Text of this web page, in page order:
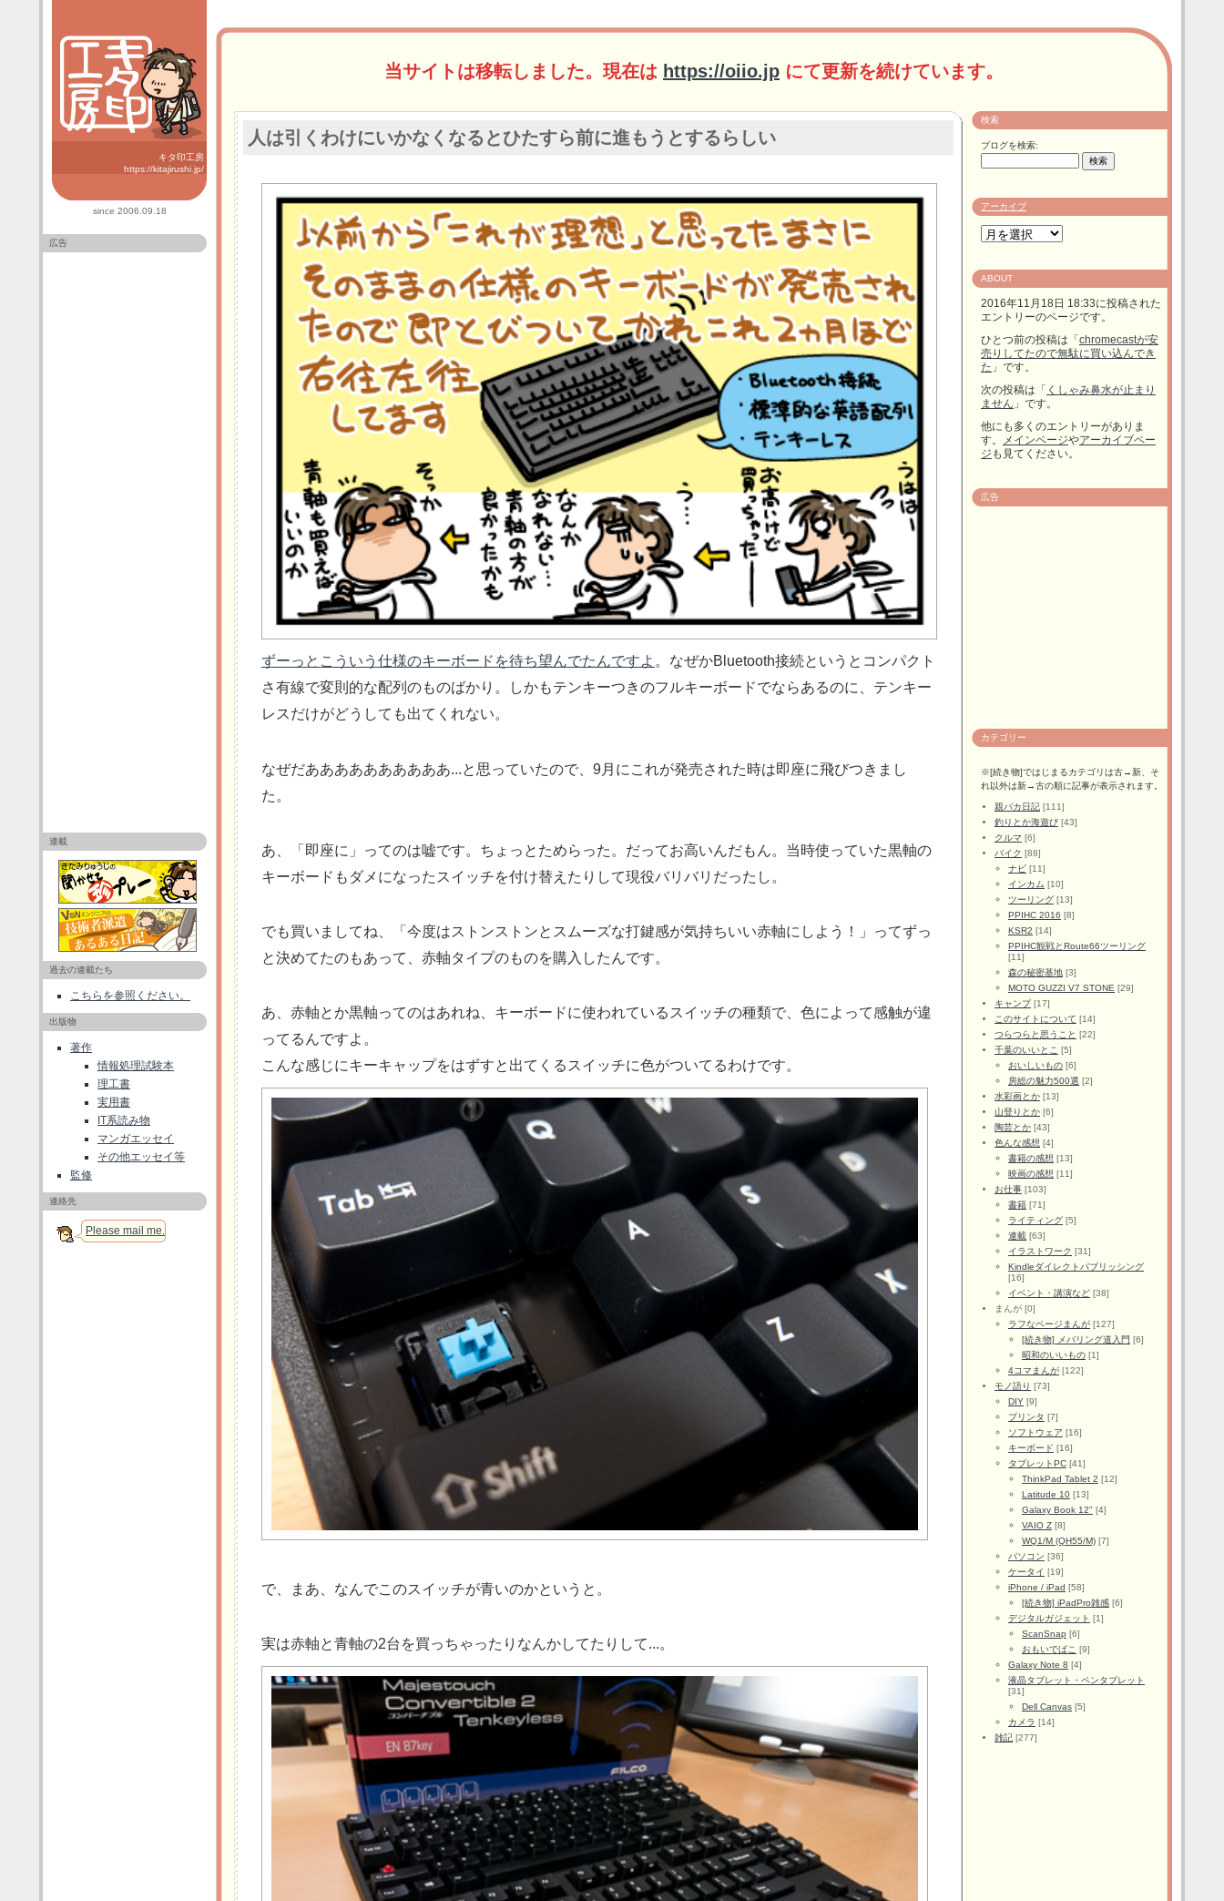
キタ印工房
https://kitajirushi.jp/
since 2006.09.18
広告
連載
過去の連載たち
こちらを参照ください。
出版物
著作
情報処理試験本
理工書
実用書
IT系読み物
マンガエッセイ
その他エッセイ等
監修
連絡先
Please mail me.
当サイトは移転しました。現在は https://oiio.jp にて更新を続けています。
人は引くわけにいかなくなるとひたすら前に進もうとするらしい
ずーっとこういう仕様のキーボードを待ち望んでたんですよ 。なぜかBluetooth接続というとコンパクト
さ有線で変則的な配列のものばかり。しかもテンキーつきのフルキーボードでならあるのに、テンキー
レスだけがどうしても出てくれない。
なぜだああああああああああ...と思っていたので、9月にこれが発売された時は即座に飛びつきまし
た。
あ、「即座に」ってのは嘘です。ちょっとためらった。だってお高いんだもん。当時使っていた黒軸の
キーボードもダメになったスイッチを付け替えたりして現役バリバリだったし。
でも買いましてね、「今度はストンストンとスムーズな打鍵感が気持ちいい赤軸にしよう！」ってずっ
と決めてたのもあって、赤軸タイプのものを購入したんです。
あ、赤軸とか黒軸ってのはあれね、キーボードに使われているスイッチの種類で、色によって感触が違
ってるんですよ。
こんな感じにキーキャップをはずすと出てくるスイッチに色がついてるわけです。
で、まあ、なんでこのスイッチが青いのかというと。
実は赤軸と青軸の2台を買っちゃったりなんかしてたりして...。
検索
ブログを検索:
アーカイブ
ABOUT
2016年11月18日 18:33に投稿された
エントリーのページです。
ひとつ前の投稿は「 chromecastが安
売りしてたので無駄に買い込んでき
た 」です。
次の投稿は「 くしゃみ鼻水が止まり
ません 」です。
他にも多くのエントリーがありま
す。
メインページやアーカイブペー
ジ も見てください。
広告
カテゴリー
※[続き物]ではじまるカテゴリは古→新、そ
れ以外は新→古の順に記事が表示されます。
親バカ日記 [111]
釣りとか海遊び [43]
クルマ [6]
バイク [88]
ナビ [11]
インカム [10]
ツーリング [13]
PPIHC 2016 [8]
KSR2 [14]
PPIHC観戦とRoute66ツーリング
[11]
森の秘密基地 [3]
MOTO GUZZI V7 STONE [29]
キャンプ[17]
このサイトについて [14]
つらつらと思うこと [22]
千葉のいいとこ [5]
おいしいもの [6]
房総の魅力500選 [2]
水彩画とか [13]
山登りとか [6]
陶芸とか [43]
色んな感想 [4]
書籍の感想 [13]
映画の感想 [11]
お仕事 [103]
書籍 [71]
ライティング [5]
連載 [63]
イラストワーク [31]
Kindleダイレクトパブリッシング
[16]
イベント・講演など [38]
まんが [0]
ラフなページまんが [127]
[続き物] メバリング道入門 [6]
昭和のいいもの [1]
4コマまんが [122]
モノ語り [73]
DIY [9]
プリンタ [7]
ソフトウェア [16]
キーボード [16]
タブレットPC [41]
ThinkPad Tablet 2 [12]
Latitude 10 [13]
Galaxy Book 12" [4]
VAIO Z [8]
WQ1/M (QH55/M) [7]
パソコン [36]
ケータイ [19]
iPhone / iPad [58]
[続き物] iPadPro雑感 [6]
デジタルガジェット [1]
ScanSnap [6]
おもいでばこ [9]
Galaxy Note 8 [4]
液晶タブレット・ペンタブレット
[31]
Dell Canvas [5]
カメラ [14]
雑記 [277]